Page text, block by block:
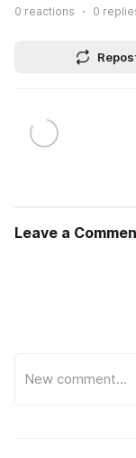
0 reactions 0
Leave a